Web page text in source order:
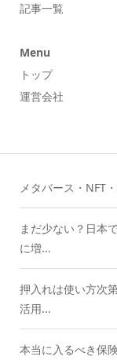
記事一覧
Menu
トップ
運営会社
メタバース・NFT
まだ少ない？日本
に増...
押入れは使い方次
活用...
本当に入るべき保